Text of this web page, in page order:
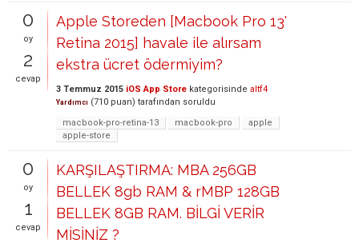
0
oy
2
cevap
Apple Storeden [Macbook Pro 13'
Retina 2015] havale ile alırsam
ekstra ücret ödermiyim?
3 Temmuz 2015 iOS App Store kategorisinde altf4
Yardımcı (710 puan) tarafından soruldu
macbook-pro-retina-13
macbook-pro
apple
apple-store
0
oy
1
cevap
KARŞILAŞTIRMA: MBA 256GB
BELLEK 8gb RAM & rMBP 128GB
BELLEK 8GB RAM. BİLGİ VERİR
MİSİNİZ ?